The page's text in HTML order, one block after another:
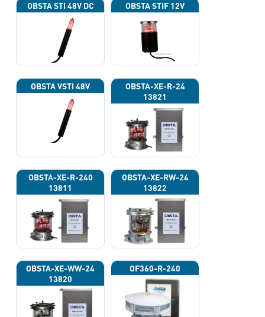
OBSTA STI 48V DC OBSTA STIF 12V
OBSTA VSTI 48V
OBSTA-XE-R-24
13821
OBSTA-XE-R-240
13811
OBSTA-XE-RW-24
13822
OBSTA-XE-WW-24
13820
OF360-R-240